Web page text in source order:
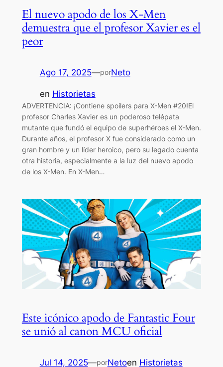
El nuevo apodo de los X-Men
demuestra que el profesor Xavier es el
peor
Ago 17, 2025—porNeto
en Historietas
ADVERTENCIA: ¡Contiene spoilers para X-Men #20!El
profesor Charles Xavier es un poderoso telépata
mutante que fundó el equipo de superhéroes el X-Men.
Durante años, el profesor X fue considerado como un
gran hombre y un líder heroico, pero su legado cuenta
otra historia, especialmente a la luz del nuevo apodo
de los X-Men. En X-Men…
Este icónico apodo de Fantastic Four
se unió al canon MCU oficial
Jul 14, 2025—porNetoen Historietas